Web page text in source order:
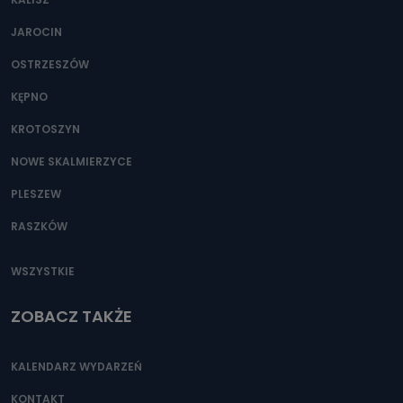
JAROCIN
OSTRZESZÓW
KĘPNO
KROTOSZYN
NOWE SKALMIERZYCE
PLESZEW
RASZKÓW
WSZYSTKIE
ZOBACZ TAKŻE
KALENDARZ WYDARZEŃ
KONTAKT